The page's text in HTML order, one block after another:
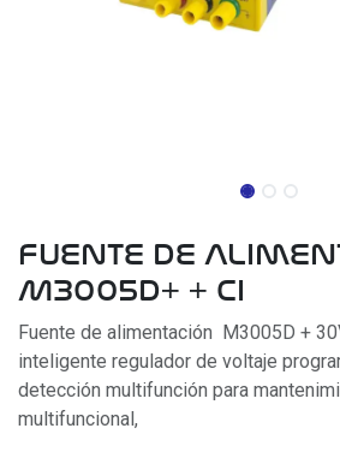
FUENTE DE
M3005D+ + CI
Fuente de alimentación M3005D +
inteligente regulador de voltaje
detección multifunción para
multifuncional,